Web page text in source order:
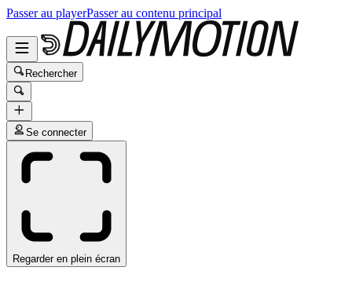
Passer au playerPasser au contenu principal
Rechercher
Se connecter
Regarder en plein écran